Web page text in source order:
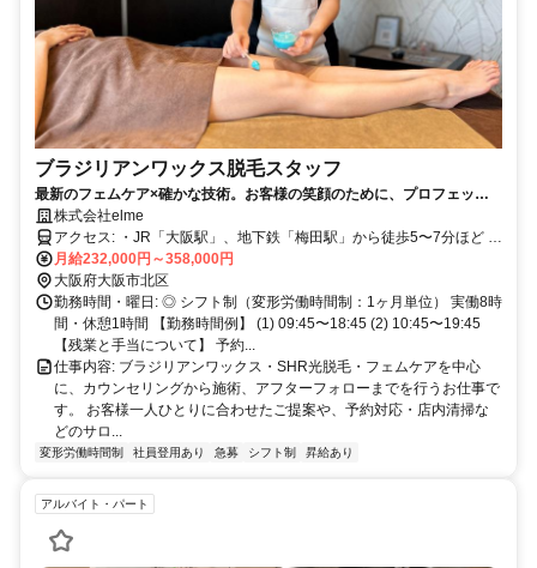
ブラジリアンワックス脱毛スタッフ
最新のフェムケア×確かな技術。お客様の笑顔のために、プロフェッシ
ョナルな自分へ。
株式会社elme
アクセス: ・JR「大阪駅」、地下鉄「梅田駅」から徒歩5〜7分ほど ・
「東梅田駅」「西梅田駅」など、複数路線からアクセス可能 ・通勤
に便利な人気エリアで、雨の日も地下道を使えば快適です
月給232,000円～358,000円
大阪府大阪市北区
勤務時間・曜日: ◎ シフト制（変形労働時間制：1ヶ月単位） 実働8時
間・休憩1時間 【勤務時間例】 (1) 09:45〜18:45 (2) 10:45〜19:45
【残業と手当について】 予約...
仕事内容: ブラジリアンワックス・SHR光脱毛・フェムケアを中心
に、カウンセリングから施術、アフターフォローまでを行うお仕事で
す。 お客様一人ひとりに合わせたご提案や、予約対応・店内清掃な
どのサロ...
変形労働時間制 社員登用あり 急募 シフト制 昇給あり
アルバイト・パート